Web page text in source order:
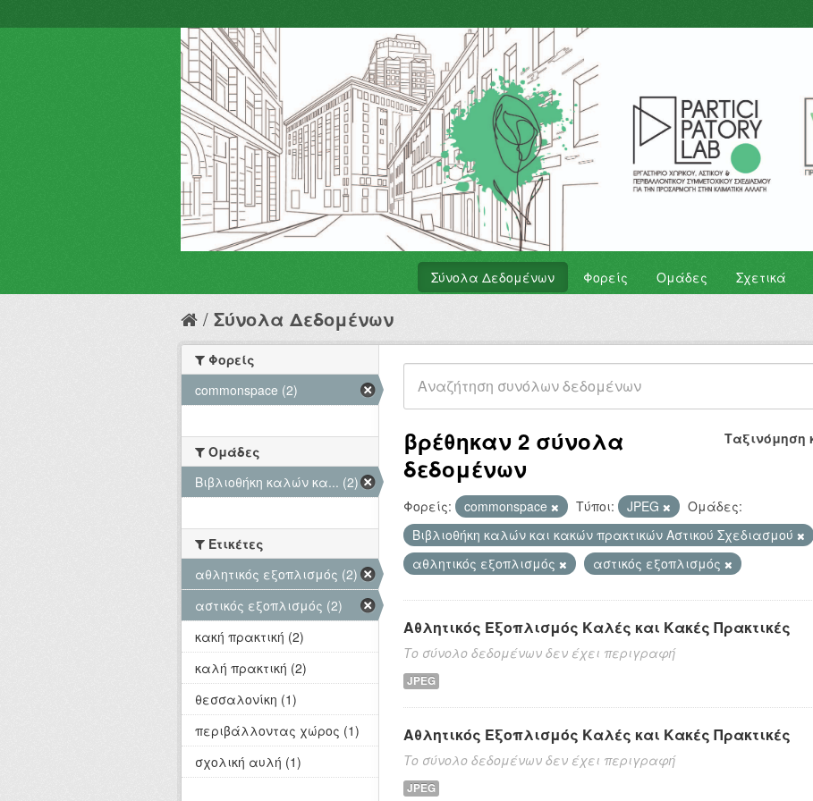
Σύνολα Δεδομένων Φορείς Ομάδες Σχετικά
Σύνολα Δεδομένων
Ταξινόμηση
βρέθηκαν 2 σύνολα
δεδομένων
Φορείς: commonspace Τύποι: JPEG
Ομάδες:
Βιβλιοθήκη καλών και κακών πρακτικών Αστικού Σχεδιασμού
αθλητικός εξοπλισμός
αστικός εξοπλισμός
Αθλητικός Εξοπλισμός Καλές και Κακές Πρακτικές
Το σύνολο δεδομένων δεν έχει περιγραφή
JPEG
Αθλητικός Εξοπλισμός Καλές και Κακές Πρακτικές
Το σύνολο δεδομένων δεν έχει περιγραφή
JPEG
Φορείς
commonspace (2)
Ομάδες
Βιβλιοθήκη καλών κα... (2)
Ετικέτες
αθλητικός εξοπλισμός (2)
αστικός εξοπλισμός (2)
κακή πρακτική (2)
καλή πρακτική (2)
θεσσαλονίκη (1)
περιβάλλοντας χώρος (1)
σχολική αυλή (1)